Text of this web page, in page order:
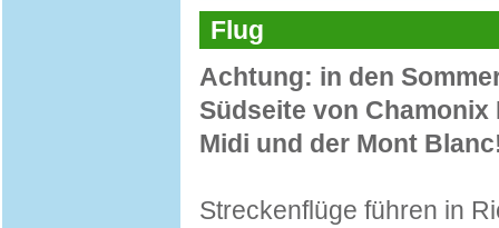
Flug
Achtung: in den
Südseite von
Midi und der Mont
Streckenflüge führen in